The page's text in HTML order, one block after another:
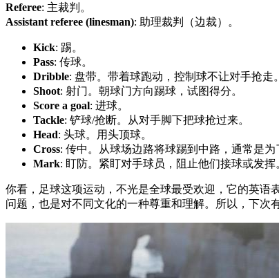
Referee: 主裁判。
Assistant referee (linesman): 助理裁判（边裁）。
Kick: 踢。
Pass: 传球。
Dribble: 盘带。带着球跑动，控制球不让对手抢走。
Shoot: 射门。朝球门方向踢球，试图得分。
Score a goal: 进球。
Tackle: 铲球/抢断。从对手脚下把球抢过来。
Head: 头球。用头顶球。
Cross: 传中。从球场边路将球踢到中路，通常是为
Mark: 盯防。紧盯对手球员，阻止他们接球或发挥
你看，足球这项运动，不光是全球最受欢迎，它的英语
问题，也是对不同文化的一种尊重和理解。所以，下次